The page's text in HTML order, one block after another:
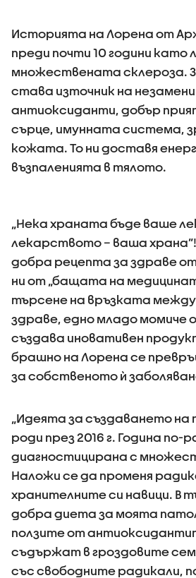
Историята на Лорена от
преди почти 10 години като
множествената склероза.
става източник на
антиоксиданти, добър
сърце, имунната система,
кожата. То ни доставя
възпаленията в тялото.
„Нека храната бъде ваше
лекарството – ваша храна”!
добра рецепта за здраве
ни от „бащата на
търсене на връзката между
здраве, едно младо момиче
създава иновативен
брашно на Лорена се
за собственото ѝ
„Идеята за създаването на
роди през 2016 г. Година по-
диагностицирана с
Наложи се да променя
хранителните си навици. В
добра диета за моята
ползите от
съдържат в гроздовите
със свободните радикали,